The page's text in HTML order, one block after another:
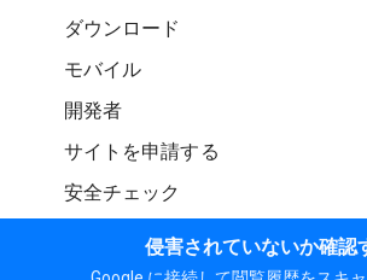
侵害されていないか確認
ダウンロード
モバイル
開発者
サイトを申請する
安全チェック